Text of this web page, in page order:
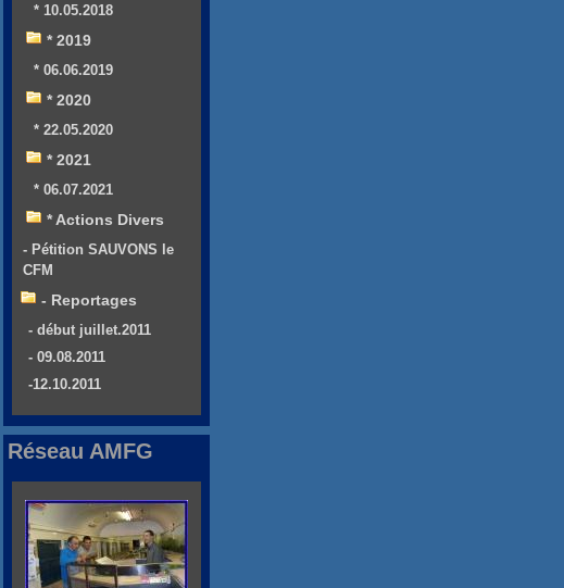
* 10.05.2018
* 2019
* 06.06.2019
* 2020
* 22.05.2020
* 2021
* 06.07.2021
* Actions Divers
- Pétition SAUVONS le
CFM
- Reportages
- début juillet.2011
- 09.08.2011
-12.10.2011
Réseau AMFG